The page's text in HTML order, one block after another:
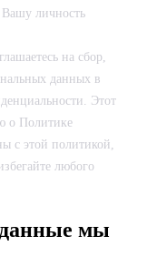
личность
на сбор,
данных в
Этот
о Политике
с этой политикой,
любого
данные мы